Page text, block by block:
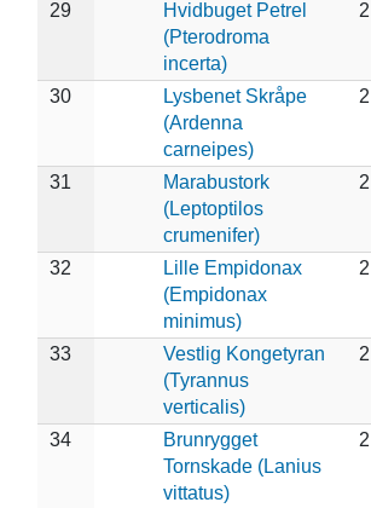
29
Hvidbuget Petrel
(Pterodroma
incerta)
2
30
Lysbenet Skråpe
(Ardenna
carneipes)
2
31
Marabustork
(Leptoptilos
crumenifer)
2
32
Lille Empidonax
(Empidonax
minimus)
2
33
Vestlig Kongetyran
(Tyrannus
verticalis)
2
34
Brunrygget
Tornskade (Lanius
vittatus)
2